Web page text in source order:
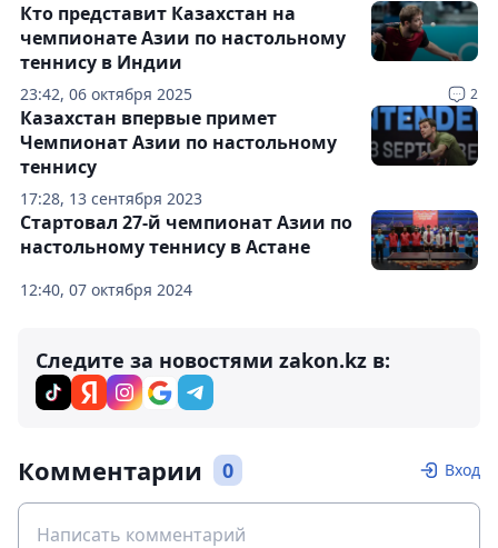
23:42, 06 октября 2025 2
Кто представит Казахстан на
чемпионате Азии по настольному
теннису в Индии
17:28, 13 сентября 2023
Казахстан впервые примет
Чемпионат Азии по настольному
теннису
12:40, 07 октября 2024
Стартовал 27-й чемпионат Азии по
настольному теннису в Астане
Следите за новостями zakon.kz в:
Комментарии 0 Вход